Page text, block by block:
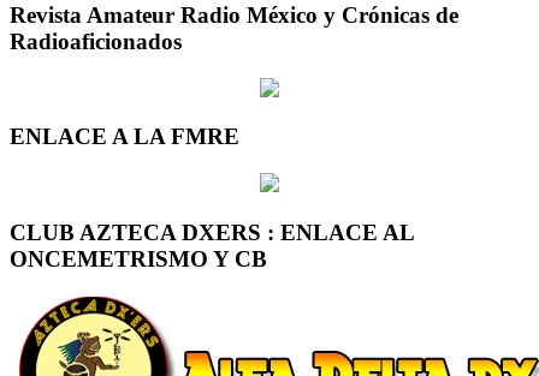
Revista Amateur Radio México y Crónicas de
Radioaficionados
ENLACE A LA FMRE
CLUB AZTECA DXERS : ENLACE AL
ONCEMETRISMO Y CB